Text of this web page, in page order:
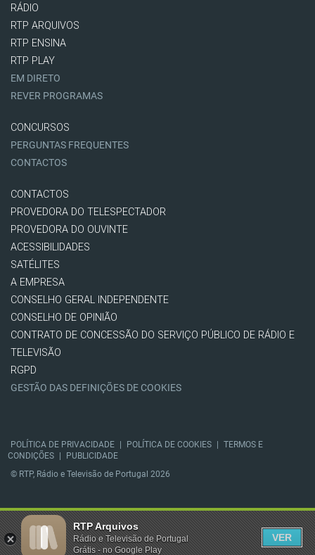
RÁDIO
RTP ARQUIVOS
RTP ENSINA
RTP PLAY
EM DIRETO
REVER PROGRAMAS
CONCURSOS
PERGUNTAS FREQUENTES
CONTACTOS
CONTACTOS
PROVEDORA DO TELESPECTADOR
PROVEDORA DO OUVINTE
ACESSIBILIDADES
SATÉLITES
A EMPRESA
CONSELHO GERAL INDEPENDENTE
CONSELHO DE OPINIÃO
CONTRATO DE CONCESSÃO DO SERVIÇO PÚBLICO DE RÁDIO E
TELEVISÃO
RGPD
GESTÃO DAS DEFINIÇÕES DE COOKIES
POLÍTICA DE PRIVACIDADE POLÍTICA DE COOKIES
TERMOS E
CONDIÇÕES
PUBLICIDADE
© RTP, Rádio e Televisão de Portugal 2026
RTP Arquivos
Rádio e Televisão de Portugal
Grátis - no Google Play
VER